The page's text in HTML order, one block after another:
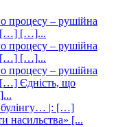
процесу – рушійна
[…] […]...
процесу – рушійна
[…] […]...
процесу – рушійна
[…] Єдність, що
булінгу… |: […]
насильства» [...